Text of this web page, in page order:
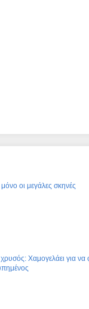
μόνο οι μεγάλες σκηνές
χρυσός: Χαμογελάει για